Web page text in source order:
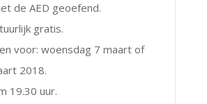
de AED geoefend.
gratis.
voor: woensdag 7 maart of
2018.
19.30 uur.